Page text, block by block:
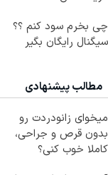
چی بخرم سود کنم ؟؟
سیگنال رایگان بگیر
مطالب پیشنهادی
میخوای زانودردت رو
بدون قرص و جراحی،
کاملا خوب کنی؟